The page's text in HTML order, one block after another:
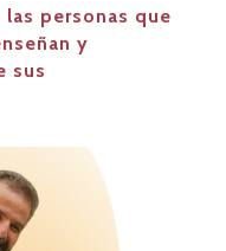
personas que
y
sus